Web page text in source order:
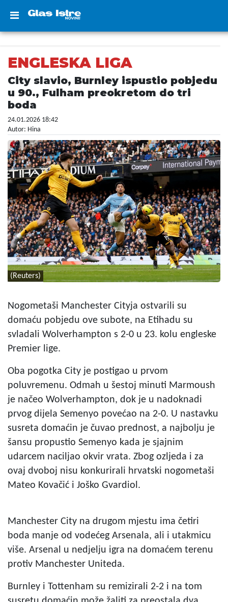
ENGLESKA LIGA
City slavio, Burnley ispustio pobjedu
u 90., Fulham preokretom do tri
boda
24.01.2026 18:42
Autor: Hina
(Reuters)
Nogometaši Manchester Cityja ostvarili su
domaću pobjedu ove subote, na Etihadu su
svladali Wolverhampton s 2-0 u 23. kolu engleske
Premier lige.
Oba pogotka City je postigao u prvom
poluvremenu. Odmah u šestoj minuti Marmoush
je načeo Wolverhampton, dok je u nadoknadi
prvog dijela Semenyo povećao na 2-0. U nastavku
susreta domaćin je čuvao prednost, a najbolju je
šansu propustio Semenyo kada je sjajnim
udarcem naciljao okvir vrata. Zbog ozljeda i za
ovaj dvoboj nisu konkurirali hrvatski nogometaši
Mateo Kovačić i Joško Gvardiol.
Manchester City na drugom mjestu ima četiri
boda manje od vodećeg Arsenala, ali i utakmicu
više. Arsenal u nedjelju igra na domaćem terenu
protiv Manchester Uniteda.
Burnley i Tottenham su remizirali 2-2 i na tom